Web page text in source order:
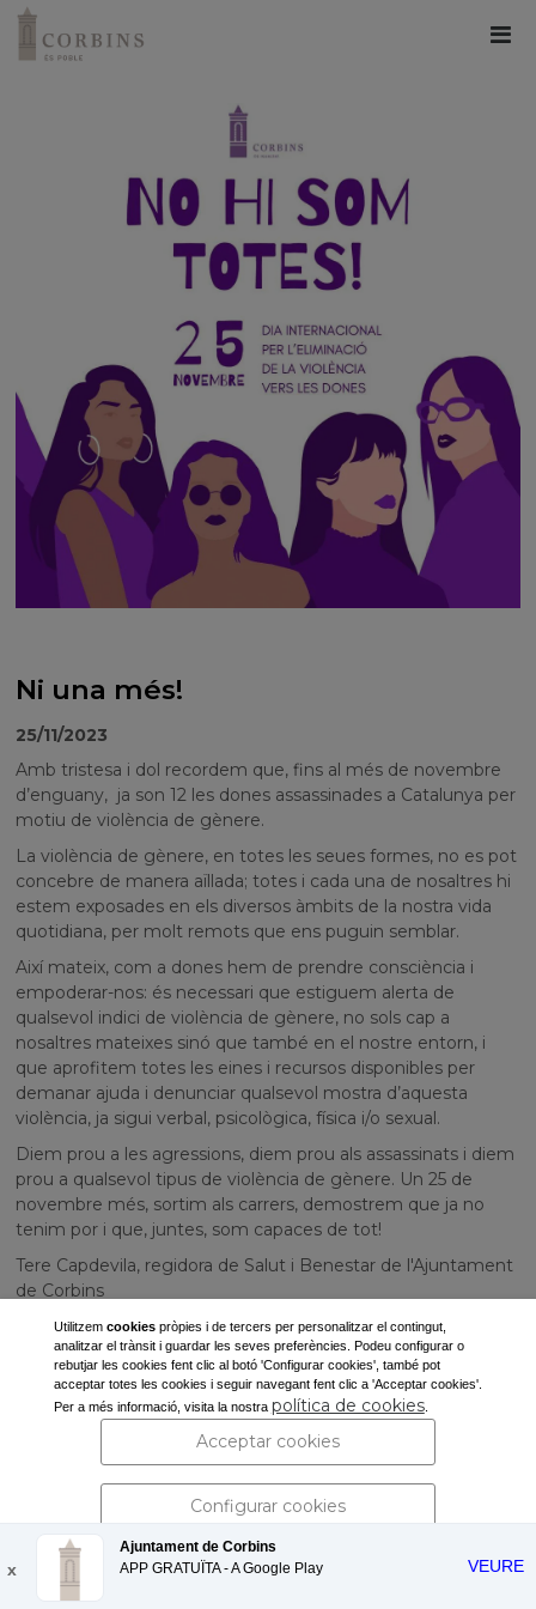
Ni una més!
25/11/2023
Amb tristesa i dol recordem que, fins al més de novembre
d’enguany, ja son 12 les dones assassinades a Catalunya per
motiu de violència de gènere.
La violència de gènere, en totes les seues formes, no es pot
concebre de manera aïllada; totes i cada una de nosaltres hi
estem exposades en els diversos àmbits de la nostra vida
quotidiana, per molt remots que ens puguin semblar.
Així mateix, com a dones hem de prendre consciència i
empoderar-nos: és necessari que estiguem alerta de
qualsevol indici de violència de gènere, no sols cap a
nosaltres mateixes sinó que també en el nostre entorn, i
que aprofitem totes les eines i recursos disponibles per
demanar ajuda i denunciar qualsevol mostra d’aquesta
violència, ja sigui verbal, psicològica, física i/o sexual.
Diem prou a les agressions, diem prou als assassinats i diem
prou a qualsevol tipus de violència de gènere. Un 25 de
novembre més, sortim als carrers, demostrem que ja no
tenim por i que, juntes, som capaces de tot!
Tere Capdevila, regidora de Salut i Benestar de l'Ajuntament
de Corbins
Ajuntament de Corbins
Pl. de la Vila, s/n
25137 Corbins (Lleida)
Tel: 973 190 117 -secretaria@corbins.cat
Utilitzem cookiespròpies i de tercers per personalitzar el contingut,
analitzar el trànsit i guardar les seves preferències. Podeu configurar o
rebutjar les cookies fent clic al botó 'Configurar cookies', també pot
acceptar totes les cookies i seguir navegant fent clic a 'Acceptar cookies'.
Per a més informació, visita la nostra política de cookies.
Acceptar cookies
Configurar cookies
Rebutjar cookies
x
Ajuntament de Corbins
APP GRATUÏTA - AGoogle Play VEURE